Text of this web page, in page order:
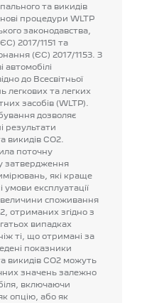
пального та викидів
процедури WLTP
законодавства,
2017/1151 та
(ЄС) 2017/1153. З
автомобілі
до Всесвітньої
легкових та легких
засобів (WLTP).
дозволяє
результати
викидів CO2.
поточну
затвердження
які краще
умови експлуатації
величини споживання
отриманих згідно з
випадках
ті, що отримані за
показники
викидів CO2 можуть
значень залежно
включаючи
опцію, або як